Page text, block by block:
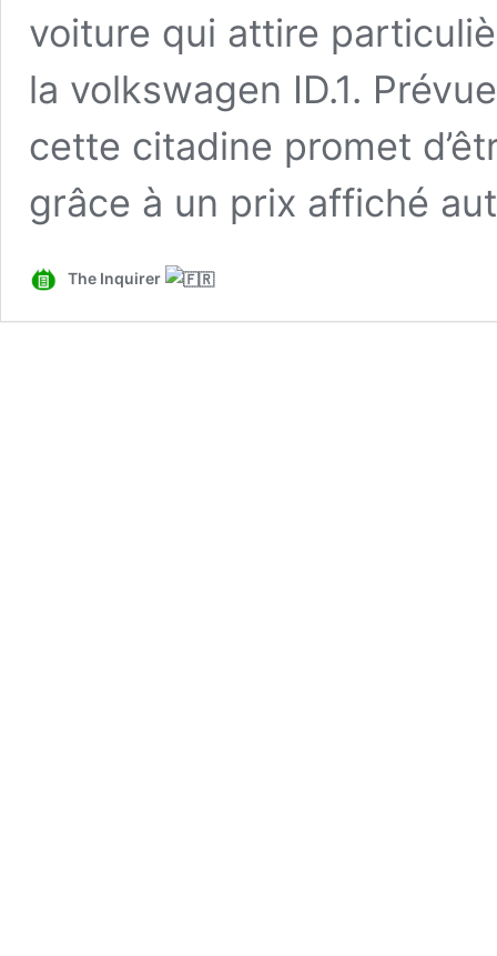
voiture qui attire
la volkswagen ID.1.
cette citadine promet
grâce à un prix affiché
The Inquirer